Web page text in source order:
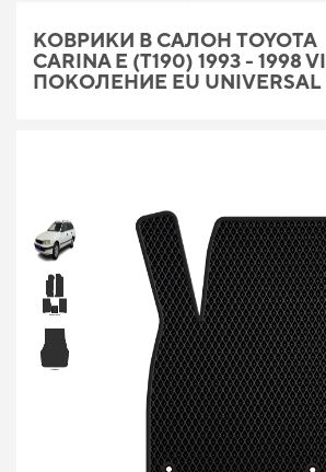
КОВРИКИ В САЛОН TOYOTA
CARINA E (T190) 1993 - 1998 VI
ПОКОЛЕНИЕ EU UNIVERSAL